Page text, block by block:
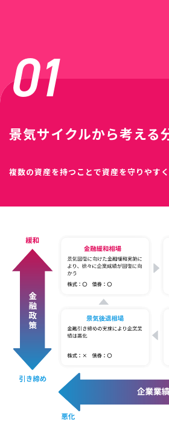
01
景気サイクルから考える
複数の資産を持つことで資産を守りやすく